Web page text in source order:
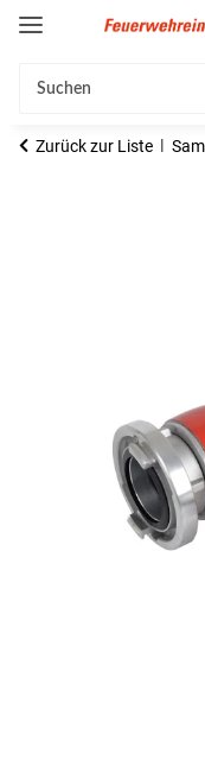
Zurück zur Liste